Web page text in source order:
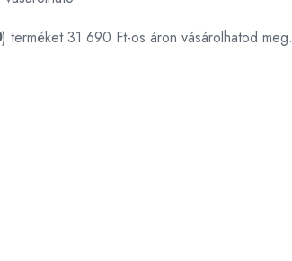
) terméket 31 690 Ft-os áron vásárolhatod meg.